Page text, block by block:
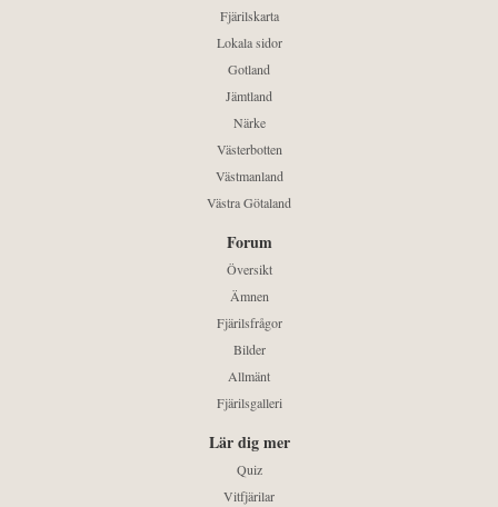
Fjärilskarta
Lokala sidor
Gotland
Jämtland
Närke
Västerbotten
Västmanland
Västra Götaland
Forum
Översikt
Ämnen
Fjärilsfrågor
Bilder
Allmänt
Fjärilsgalleri
Lär dig mer
Quiz
Vitfjärilar